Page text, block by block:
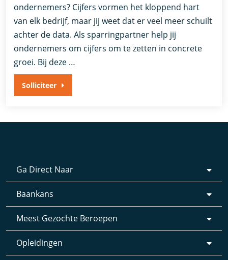
ondernemers? Cijfers vormen het kloppend hart
van elk bedrijf, maar jij weet dat er veel meer schuilt
achter de data. Als sparringpartner help jij
ondernemers om cijfers om te zetten in concrete
groei. Bij deze …
Solliciteer
Ga Direct Naar
Baankans
Meest Gezochte Beroepen
Opleidingen